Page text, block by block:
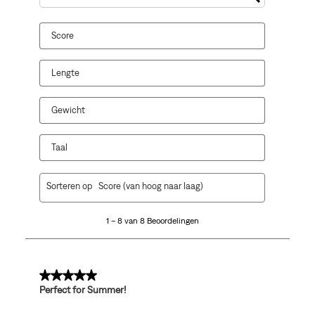
Onderwerpen en beoordelingen zoeken per regio
Score
Lengte
Gewicht
Taal
8
1 – 8 van 8 Beoordelingen
Sorteren op Score (van hoog naar laag)
5 van 5 sterren.
Perfect for Summer!